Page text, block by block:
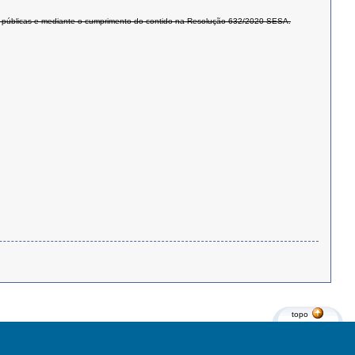
e mediante o cumprimento do contido na Resolução 632/2020 SESA.
topo